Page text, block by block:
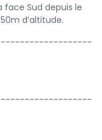
face Sud depuis le
d’altitude.